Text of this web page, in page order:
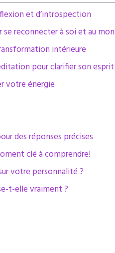
et d’introspection
reconnecter à soi et au
intérieure
pour clarifier son esprit
votre énergie
des réponses précises
clé à comprendre!
votre personnalité ?
t-elle vraiment ?